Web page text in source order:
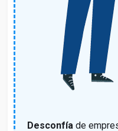
Desconfíade